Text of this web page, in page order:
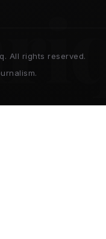
All rights reserved.